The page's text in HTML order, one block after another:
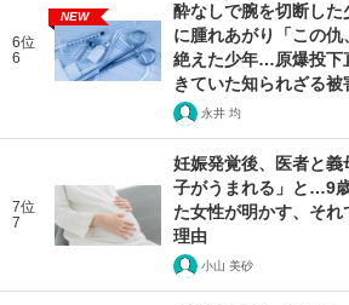
6位
6
NEW
酔なしで腕を切断し
に腫れあがり「この
絶えた少年…原爆投下
きていた知られざる被
永井 均
7位
7
妊娠発覚後、医者と
子がうまれる」と…9
た女性が明かす、そ
理由
小山 美砂